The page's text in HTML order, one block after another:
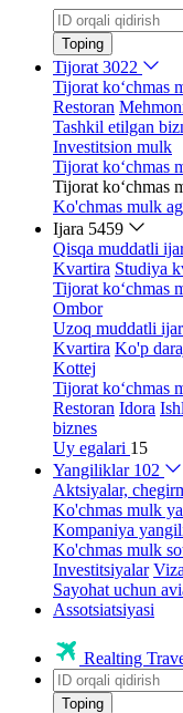
Toping
Tijorat 3022
Tijorat ko‘chmas
Restoran
Tashkil etilgan
Investitsion mulk
Tijorat ko‘chmas
Tijorat ko‘chmas
Ko'chmas mulk
Ijara 5459
Qisqa muddatli
Kvartira Studiya
Tijorat ko‘chmas
Ombor
Uzoq muddatli
Kvartira Ko'p
Kottej
Tijorat ko‘chmas
Restoran Idora
biznes
Uy egalari 15
Yangiliklar 102
Aktsiyalar,
Ko'chmas mulk
Kompaniya
Ko'chmas mulk
Investitsiyalar
Sayohat uchun
Assotsiatsiyasi
Realting
Toping